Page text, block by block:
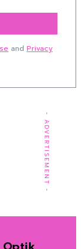
and Privacy
- ADVERTISEMENT -